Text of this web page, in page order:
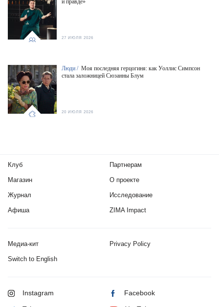
и правде»
27 ИЮЛЯ 2026
Люди / Моя последняя герцогиня: как Уоллис Симпсон
стала заложницей Сюзанны Блум
20 ИЮЛЯ 2026
Клуб
Магазин
Журнал
Афиша
Партнерам
О проекте
Исследование
ZIMA Impact
Медиа-кит Privacy Policy
Switch to English
Instagram Facebook